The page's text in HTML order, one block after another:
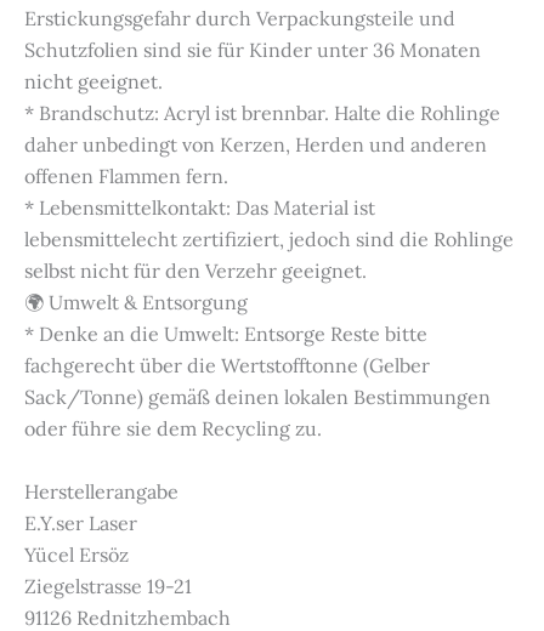
Erstickungsgefahr durch Verpackungsteile und
Schutzfolien sind sie für Kinder unter 36 Monaten
nicht geeignet.
* Brandschutz: Acryl ist brennbar. Halte die Rohlinge
daher unbedingt von Kerzen, Herden und anderen
offenen Flammen fern.
* Lebensmittelkontakt: Das Material ist
lebensmittelecht zertifiziert, jedoch sind die Rohlinge
selbst nicht für den Verzehr geeignet.
🌍 Umwelt & Entsorgung
* Denke an die Umwelt: Entsorge Reste bitte
fachgerecht über die Wertstofftonne (Gelber
Sack/Tonne) gemäß deinen lokalen Bestimmungen
oder führe sie dem Recycling zu.
Herstellerangabe
E.Y.ser Laser
Yücel Ersöz
Ziegelstrasse 19-21
91126 Rednitzhembach